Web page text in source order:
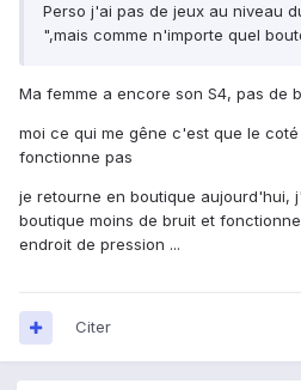
Perso j'ai pas de jeux au niveau
",mais comme n'importe quel
Ma femme a encore son S4, pas de
moi ce qui me gêne c'est que le
fonctionne pas
je retourne en boutique aujourd'hui,
boutique moins de bruit et
endroit de pression ...
Citer